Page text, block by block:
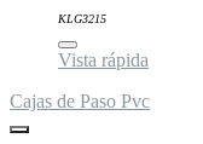
KLG3215
Vista rápida
Cajas de Paso Pvc